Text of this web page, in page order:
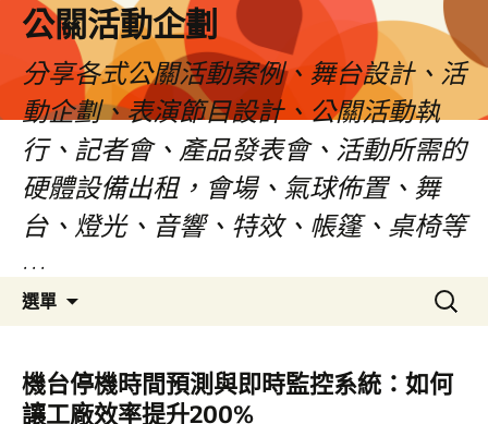
公關活動企劃
分享各式公關活動案例、舞台設計、活
動企劃、表演節目設計、公關活動執
行、記者會、產品發表會、活動所需的
硬體設備出租，會場、氣球佈置、舞
台、燈光、音響、特效、帳篷、桌椅等
…
選單
要
內
容
搜
尋
鍵
字:
機台停機時間預測與即時監控系統：如何
讓工廠效率提升200%